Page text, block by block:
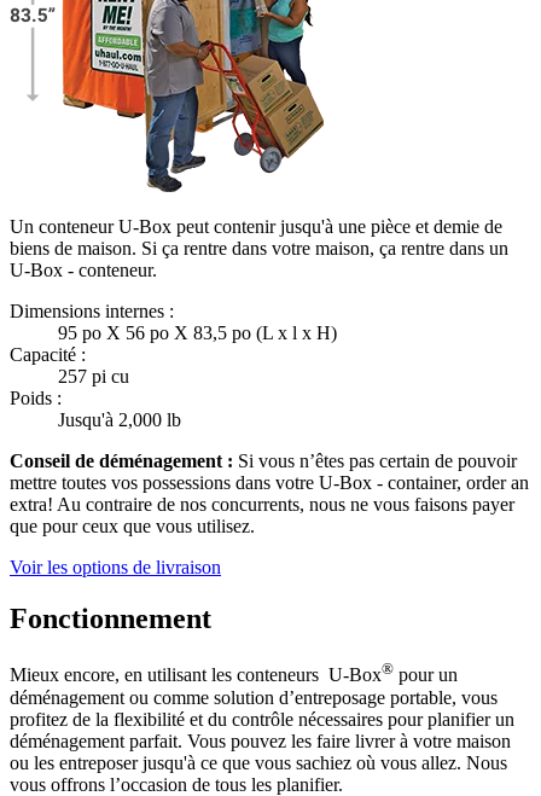
Un conteneur U-Box peut contenir jusqu'à une pièce et demie de
biens de maison. Si ça rentre dans votre maison, ça rentre dans un
U-Box - conteneur.
Dimensions internes :
95 po X 56 po X 83,5 po (L x l x H)
Capacité :
257 pi cu
Poids :
Jusqu'à 2,000 lb
Conseil de déménagement : Si vous n’êtes pas certain de pouvoir
mettre toutes vos possessions dans votre U-Box - container, order an
extra! Au contraire de nos concurrents, nous ne vous faisons payer
que pour ceux que vous utilisez.
Voir les options de livraison
Fonctionnement
Mieux encore, en utilisant les conteneurs U-Box® pour un
déménagement ou comme solution d’entreposage portable, vous
profitez de la flexibilité et du contrôle nécessaires pour planifier un
déménagement parfait. Vous pouvez les faire livrer à votre maison
ou les entreposer jusqu'à ce que vous sachiez où vous allez. Nous
vous offrons l’occasion de tous les planifier.